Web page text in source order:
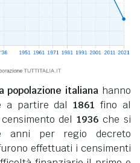
popolazione italiana hanno
a partire dal1861 fino al
del 1936 che si
anni per regio decreto
effettuati i censimenti